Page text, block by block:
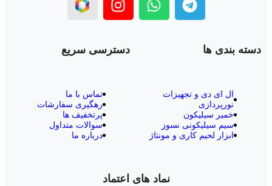
دسته بندی ها
ال‌ ای‌ دی و تجهیزات
نورپردازی
خمیر سیلیکون
سیم سیلیکونی نسوز
ابزار لحیم کاری و مونتاژ
دسترسی سریع
تماس با ما
رهگیری سفارشات
پرتخفیف ها
سوالات متداول
درباره ما
نماد های اعتماد